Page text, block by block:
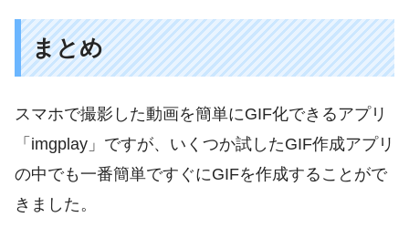
まとめ
スマホで撮影した動画を簡単にGIF化できるアプリ
「imgplay」ですが、いくつか試したGIF作成アプリ
の中でも一番簡単ですぐにGIFを作成することがで
きました。